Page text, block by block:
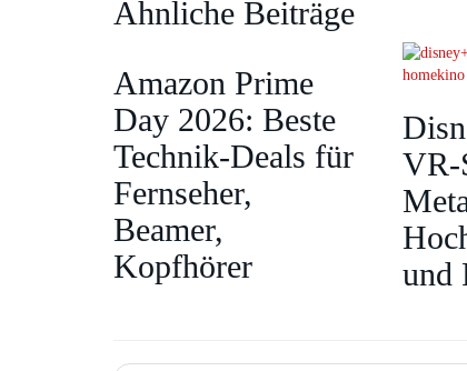
Ähnliche Beiträge
Amazon Prime
Day 2026: Beste
Technik-Deals für
Fernseher,
Beamer,
Kopfhörer
und